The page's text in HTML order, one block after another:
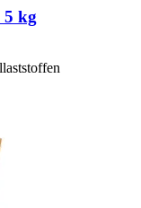
5 kg